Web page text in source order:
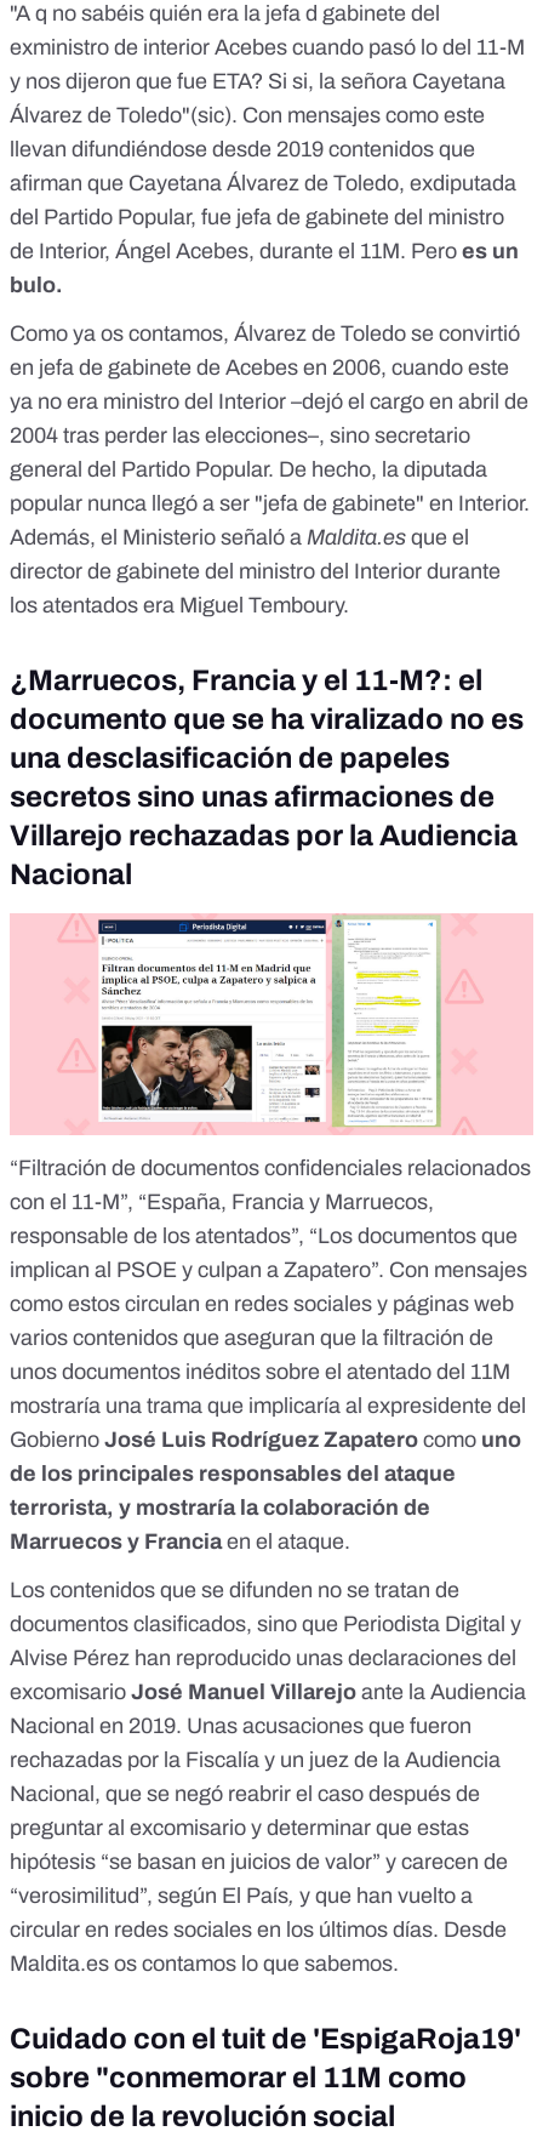
"A q no sabéis quién era la jefa d gabinete del
exministro de interior Acebes cuando pasó lo del 11-M
y nos dijeron que fue ETA? Si si, la señora Cayetana
Álvarez de Toledo"(sic). Con mensajes como este
llevan difundiéndose desde 2019 contenidos que
afirman que Cayetana Álvarez de Toledo, exdiputada
del Partido Popular, fue jefa de gabinete del ministro
de Interior, Ángel Acebes, durante el 11M. Pero es un
bulo.
Como ya os contamos, Álvarez de Toledo se convirtió
en jefa de gabinete de Acebes en 2006, cuando este
ya no era ministro del Interior –dejó el cargo en abril de
2004 tras perder las elecciones–, sino secretario
general del Partido Popular. De hecho, la diputada
popular nunca llegó a ser "jefa de gabinete" en Interior.
Además, el Ministerio señaló a Maldita.es que el
director de gabinete del ministro del Interior durante
los atentados era Miguel Temboury.
¿Marruecos, Francia y el 11-M?: el
documento que se ha viralizado no es
una desclasificación de papeles
secretos sino unas afirmaciones de
Villarejo rechazadas por la Audiencia
Nacional
“Filtración de documentos confidenciales relacionados
con el 11-M”, “España, Francia y Marruecos,
responsable de los atentados”, “Los documentos que
implican al PSOE y culpan a Zapatero”. Con mensajes
como estos circulan en redes sociales y páginas web
varios contenidos que aseguran que la filtración de
unos documentos inéditos sobre el atentado del 11M
mostraría una trama que implicaría al expresidente del
Gobierno José Luis Rodríguez Zapatero como uno
de los principales responsables del ataque
terrorista, y mostraría la colaboración de
Marruecos y Franciaen el ataque.
Los contenidos que se difunden no se tratan de
documentos clasificados, sino que Periodista Digital y
Alvise Pérez han reproducido unas declaraciones del
excomisario José Manuel Villarejo ante la Audiencia
Nacional en 2019. Unas acusaciones que fueron
rechazadas por la Fiscalía y un juez de la Audiencia
Nacional, que se negó reabrir el caso después de
preguntar al excomisario y determinar que estas
hipótesis “se basan en juicios de valor” y carecen de
“verosimilitud”, según El País, y que han vuelto a
circular en redes sociales en los últimos días. Desde
Maldita.es os contamos lo que sabemos.
Cuidado con el tuit de 'EspigaRoja19'
sobre "conmemorar el 11M como
inicio de la revolución social